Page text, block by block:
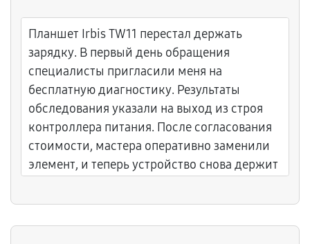
Планшет Irbis TW11 перестал держать
зарядку. В первый день обращения
специалисты пригласили меня на
бесплатную диагностику. Результаты
обследования указали на выход из строя
контроллера питания. После согласования
стоимости, мастера оперативно заменили
элемент, и теперь устройство снова держит